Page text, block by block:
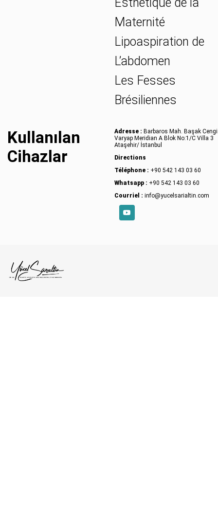
Maternité
Lipoaspiration de
L’abdomen
Les Fesses
Brésiliennes
Kullanılan
Cihazlar
Adresse : Barbaros Mah. Başak
Varyap Meridian A Blok No:1/C Villa 3
Ataşehir/ İstanbul
Directions
Téléphone : +90 542 143 03 60
Whatsapp : +90 542 143 03 60
Courriel : info@yucelsarialtin.com
YouTube